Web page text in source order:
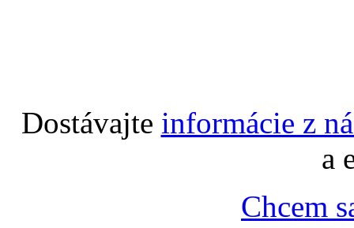
Dostávajte informácie z
a
Chcem